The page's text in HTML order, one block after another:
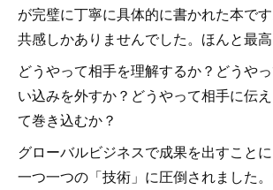
が完璧に丁寧に具体的に書かれた本で
共感しかありませんでした。ほんと最高
どうやって相手を理解するか？どうや
い込みを外すか？どうやって相手に伝
て巻き込むか？
グローバルビジネスで成果を出すこと
一つ一つの「技術」に圧倒されました